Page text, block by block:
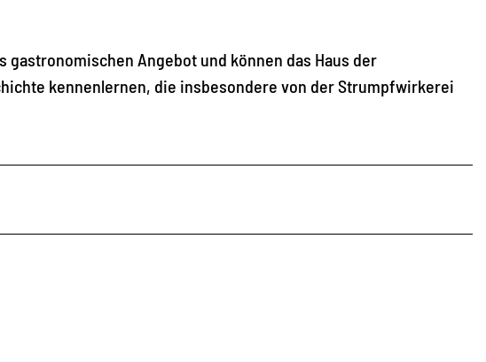
Angebot und können das Haus der
kennenlernen, die insbesondere von der Strumpfwirkerei